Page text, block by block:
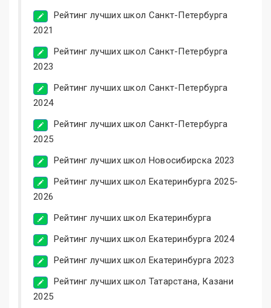
Рейтинг лучших школ Санкт-Петербурга
2021
Рейтинг лучших школ Санкт-Петербурга
2023
Рейтинг лучших школ Санкт-Петербурга
2024
Рейтинг лучших школ Санкт-Петербурга
2025
Рейтинг лучших школ Новосибирска 2023
Рейтинг лучших школ Екатеринбурга 2025-
2026
Рейтинг лучших школ Екатеринбурга
Рейтинг лучших школ Екатеринбурга 2024
Рейтинг лучших школ Екатеринбурга 2023
Рейтинг лучших школ Татарстана, Казани
2025